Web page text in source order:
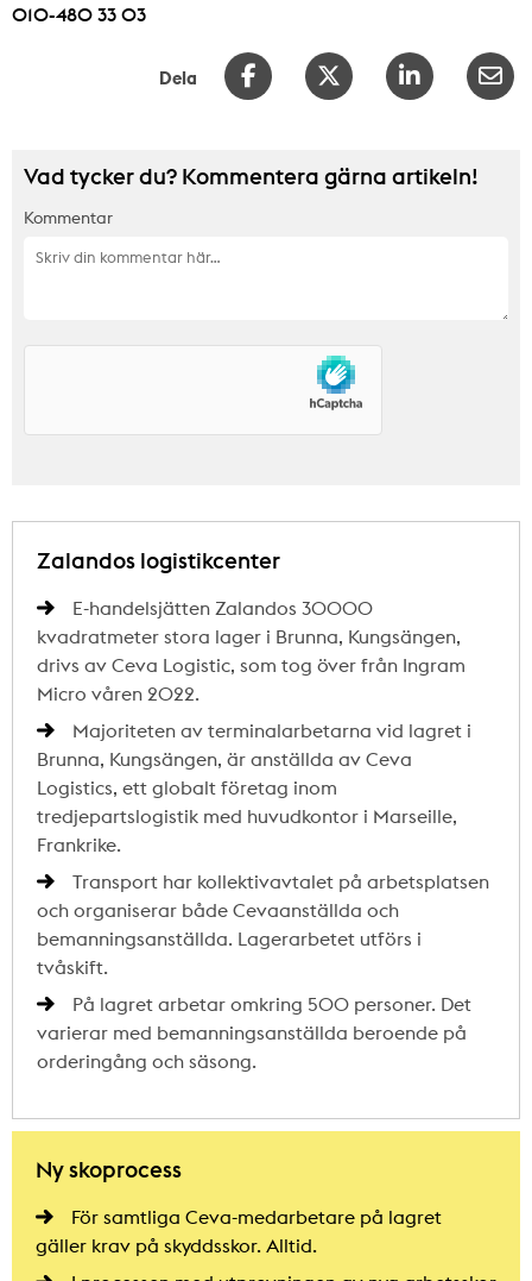
010-480 33 03
Dela
Vad tycker du? Kommentera gärna artikeln!
Kommentar
Zalandos logistikcenter
E-handelsjätten Zalandos 30000
kvadratmeter stora lager i Brunna, Kungsängen,
drivs av Ceva Logistic, som tog över från Ingram
Micro våren 2022.
Majoriteten av terminalarbetarna vid lagret i
Brunna, Kungsängen, är anställda av Ceva
Logistics, ett globalt företag inom
tredjepartslogistik med huvudkontor i Marseille,
Frankrike.
Transport har kollektivavtalet på arbetsplatsen
och organiserar både Cevaanställda och
bemanningsanställda. Lagerarbetet utförs i
tvåskift.
På lagret arbetar omkring 500 personer. Det
varierar med bemanningsanställda beroende på
orderingång och säsong.
Ny skoprocess
För samtliga Ceva-medarbetare på lagret
gäller krav på skyddsskor. Alltid.